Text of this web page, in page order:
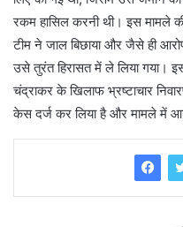
रकम हासिल करनी थी। इस मामले
टीम ने जाल बिछाया और जैसे ही
उसे तुरंत हिरासत में ले लिया गया।
चंद्राकर के खिलाफ भ्रष्टाचार
केस दर्ज कर लिया है और मामले में